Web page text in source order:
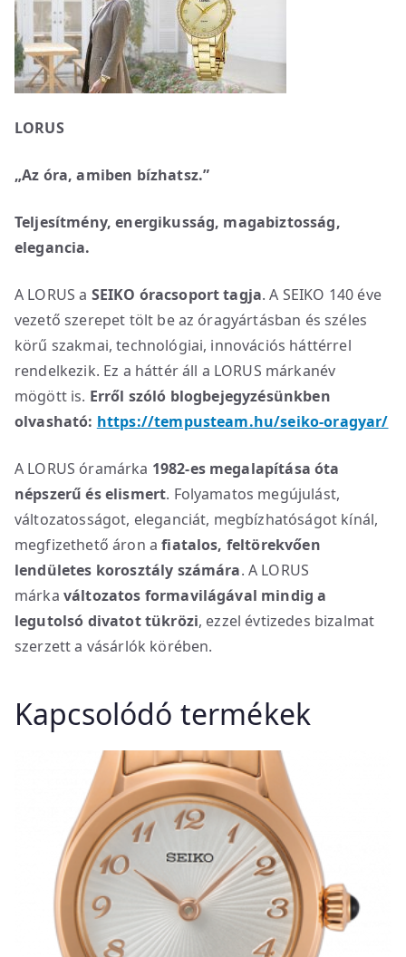
LORUS
„Az óra, amiben bízhatsz.”
Teljesítmény, energikusság, magabiztosság,
elegancia.
A LORUS a SEIKO óracsoport tagja. A SEIKO 140 éve
vezető szerepet tölt be az óragyártásban és széles
körű szakmai, technológiai, innovációs háttérrel
rendelkezik. Ez a háttér áll a LORUS márkanév
mögött is. Erről szóló blogbejegyzésünkben
olvasható: https://tempusteam.hu/seiko-oragyar/
A LORUS óramárka 1982-es megalapítása óta
népszerű és elismert. Folyamatos megújulást,
változatosságot, eleganciát, megbízhatóságot kínál,
megfizethető áron afiatalos, feltörekvően
lendületes korosztály számára. A LORUS
márka változatos formavilágával mindig a
legutolsó divatot tükrözi, ezzel évtizedes bizalmat
szerzett a vásárlók körében.
Kapcsolódó termékek